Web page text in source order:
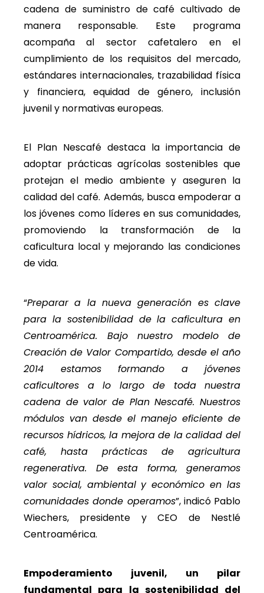
cadena de suministro de café cultivado de
manera responsable. Este programa
acompaña al sector cafetalero en el
cumplimiento de los requisitos del mercado,
estándares internacionales, trazabilidad física
y financiera, equidad de género, inclusión
juvenil y normativas europeas.
El Plan Nescafé destaca la importancia de
adoptar prácticas agrícolas sostenibles que
protejan el medio ambiente y aseguren la
calidad del café. Además, busca empoderar a
los jóvenes como líderes en sus comunidades,
promoviendo la transformación de la
caficultura local y mejorando las condiciones
de vida.
“Preparar a la nueva generación es clave
para la sostenibilidad de la caficultura en
Centroamérica. Bajo nuestro modelo de
Creación de Valor Compartido, desde el año
2014 estamos formando a jóvenes
caficultores a lo largo de toda nuestra
cadena de valor de Plan Nescafé. Nuestros
módulos van desde el manejo eficiente de
recursos hídricos, la mejora de la calidad del
café, hasta prácticas de agricultura
regenerativa. De esta forma, generamos
valor social, ambiental y económico en las
comunidades donde operamos”, indicó Pablo
Wiechers, presidente y CEO de Nestlé
Centroamérica.
Empoderamiento juvenil, un pilar
fundamental para la sostenibilidad del